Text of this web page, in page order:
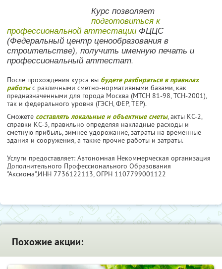
Курс позволяет
подготовиться к
профессиональной аттестации ФЦЦС
(Федеральный центр ценообразования в
строительстве), получить именную печать и
профессиональный аттестат.
После прохождения курса вы будете разбираться в правилах
работыс различными сметно-нормативными базами, как
предназначенными для города Москва (МТСН 81-98, ТСН-2001),
так и федерального уровня (ГЭСН, ФЕР, ТЕР).
Сможете составлять локальные и объектные сметы, акты КС-2,
справки КС-3, правильно определяя накладные расходы и
сметную прибыль, зимнее удорожание, затраты на временные
здания и сооружения, а также прочие работы и затраты.
Услуги предоставляет: Автономная Некоммерческая организация
Дополнительного Профессионального Образования
"Аксиома",ИНН 7736122113, ОГРН 1107799001122
Похожие акции: